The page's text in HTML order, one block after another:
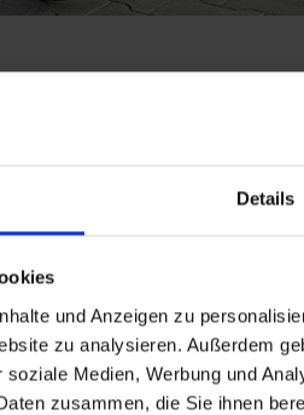
Details
und Anzeigen zu
zu analysieren. Außerdem
Medien, Werbung und
zusammen, die Sie ihnen